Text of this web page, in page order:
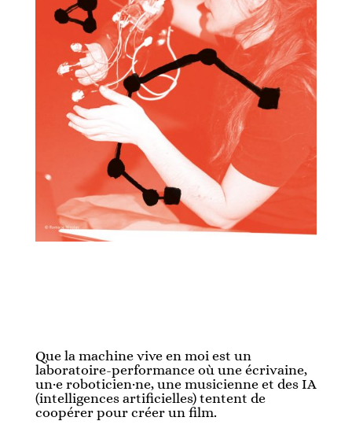
Que la machine vive en moi est un
laboratoire-performance où une écrivaine,
un·e roboticien·ne, une musicienne et des IA
(intelligences artificielles) tentent de
coopérer pour créer un film.